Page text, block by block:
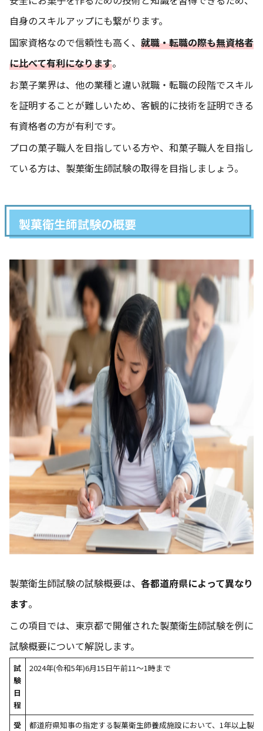
自身のスキルアップにも繋がります。
国家資格なので信頼性も高く、 就職・転職の際も無資格者
に比べて有利になります。
お菓子業界は、他の業種と違い就職・転職の段階でスキル
を証明することが難しいため、客観的に技術を証明できる
有資格者の方が有利です。
プロの菓子職人を目指している方や、和菓子職人を目指し
ている方は、製菓衛生師試験の取得を目指しましょう。
製菓衛生師試験の概要
製菓衛生師試験の試験概要は、 各都道府県によって異なり
ます。
この項目では、東京都で開催された製菓衛生師試験を例に
試験概要について解説します。
試
験
日
程
2024年(令和5年)6月15日午前11〜1時まで
受 都道府県知事の指定する製菓衛生師養成施設において、1年以上製